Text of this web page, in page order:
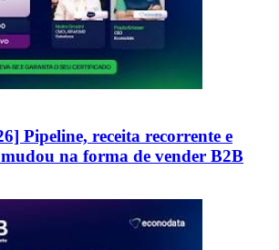
Pipeline, receita recorrente e
na forma de vender B2B